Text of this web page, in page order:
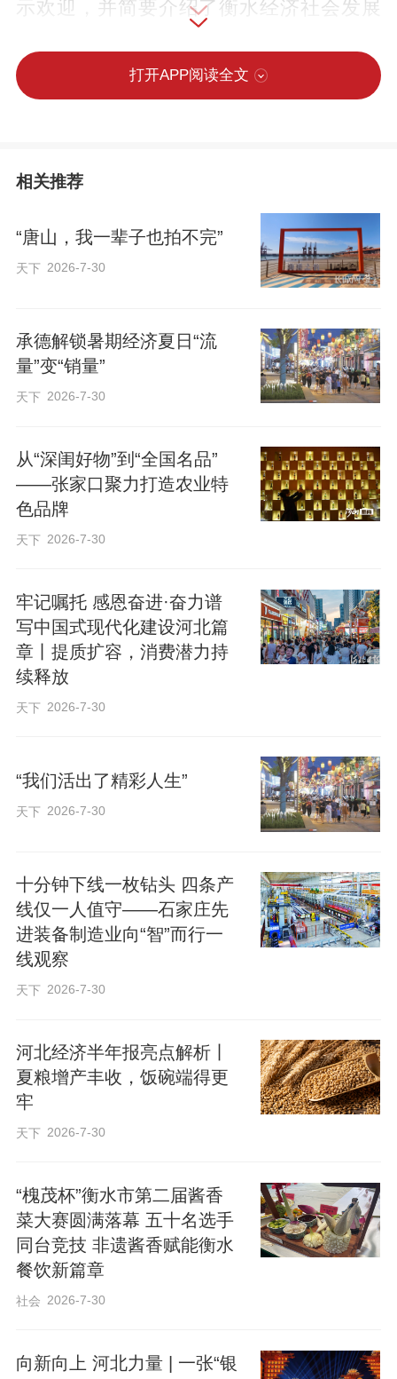
示欢迎，并简要介绍了衡水经济社会发展
彻习近平总书记视察河北重要讲话精神，
抢抓京津冀协同发展战略机遇，把现代农
农业新质生产力，加快建设现代农业强
市。中国农业大学是我国现代农业高等教
育的起源地和排头兵，双方合作取得了一
系列成果。希望以此次签约为契机，不断
关、成果转化等方面打造更多现代农业示
范场景，实现优势互补、互利共赢，携手
开创校地合作新局面。
田见晖表示，衡水农业资源丰富，双方合
作空间广阔。中国农业大学将立足自身优
势，加快推进合作事项，深入挖掘合作潜
力，助力衡水现代农业高质量发展。
活动中，市人民政府与中国农业大学签署
了框架合作协议，有关方面分别签署了农
技人员培训、教授工作站合作协议，举行
了吴学宏教授工作站、丛汶峰教授工作站
打开APP阅读全文
相关推荐
“唐山，我一辈子也拍不完”
天下 2026-7-30
承德解锁暑期经济夏日“流
量”变“销量”
天下 2026-7-30
从“深闺好物”到“全国名品”
——张家口聚力打造农业特
色品牌
天下 2026-7-30
牢记嘱托 感恩奋进·奋力谱
写中国式现代化建设河北篇
章丨提质扩容，消费潜力持
续释放
天下 2026-7-30
“我们活出了精彩人生”
天下 2026-7-30
十分钟下线一枚钻头 四条产
线仅一人值守——石家庄先
进装备制造业向“智”而行一
线观察
天下 2026-7-30
河北经济半年报亮点解析丨
夏粮增产丰收，饭碗端得更
牢
天下 2026-7-30
“槐茂杯”衡水市第二届酱香
菜大赛圆满落幕 五十名选手
同台竞技 非遗酱香赋能衡水
餐饮新篇章
社会 2026-7-30
向新向上 河北力量 | 一张“银